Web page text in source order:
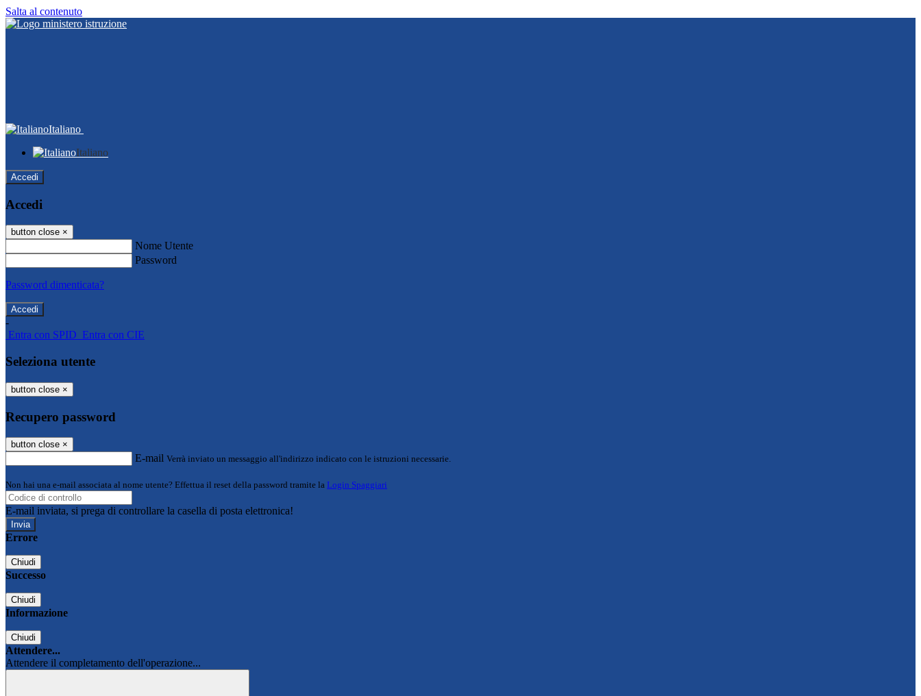
Salta al contenuto
Italiano
Italiano
Accedi
Accedi
button close ×
Nome Utente
Password
Password dimenticata?
-
Entra con SPID Entra con CIE
Seleziona utente
button close ×
Recupero password
button close ×
E-mail Verrà inviato un messaggio all'indirizzo indicato con le istruzioni necessarie.
Non hai una e-mail associata al nome utente? Effettua il reset della password tramite la Login Spaggiari
E-mail inviata, si prega di controllare la casella di posta elettronica!
Errore
Chiudi
Successo
Chiudi
Informazione
Chiudi
Attendere...
Attendere il completamento dell'operazione...